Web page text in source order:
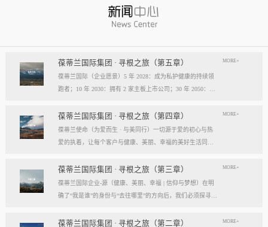
葆蒂兰国际集团 · 寻根之旅（第五章）
葆蒂兰国际（企业愿景）5 年 2028：成为私护健康的持续领
跑者；10 年 2030：拥有 2 家主板上市公司；30 年 2050：成
葆蒂兰国际立志成为健康产业中一个响亮的中国品牌。我们
以“为爱而生，与美同行”为使命，绘制出一幅清晰而雄心勃
勃的发展蓝图，旨在以坚实的步伐，从专业的深度走向事业
028 | 5年愿景）成为“私护健康领域的持续领跑者”· 定位： 我
MORE+
葆蒂兰国际集团 · 寻根之旅（第四章）
葆蒂兰使命（为爱而生 · 与美同行）一切源于爱的初心与热
爱的执着，让每个客户与健康、美丽、幸福的美好生活同
双翼“爱的初心”与“热爱的执着”，共同构成了葆蒂兰的精神内
核与力量源泉，二者如同呼吸，一呼一吸，生生不息。爱的
初心，是我们的根脉与方向。它是最初那份纯粹的善意、利
MORE+
葆蒂兰国际集团 · 寻根之旅（第三章）
葆蒂兰国际企业-源（健康、美丽、幸福 | 信仰与梦想）在明
确了“我是谁”的身份与“去往哪里”的方向后，我们必须探寻滋
格局与能量。它，就是葆蒂兰的“源”——我们一切思想与行
MORE+
葆蒂兰国际集团 · 寻根之旅（第二章） MORE+